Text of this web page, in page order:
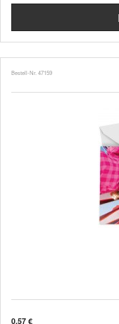
Bestell-Nr. 47159
0,57 €